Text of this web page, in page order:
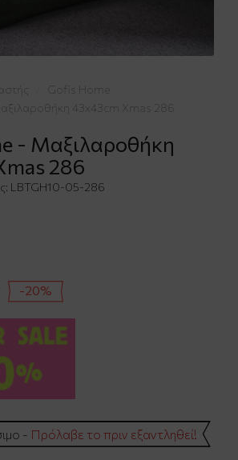
Gofis Home
43x43cm Xmas 286
- Μαξιλαροθήκη
286
LBTGH10-05-286
-20%
- Πρόλαβε το πριν εξαντληθεί!